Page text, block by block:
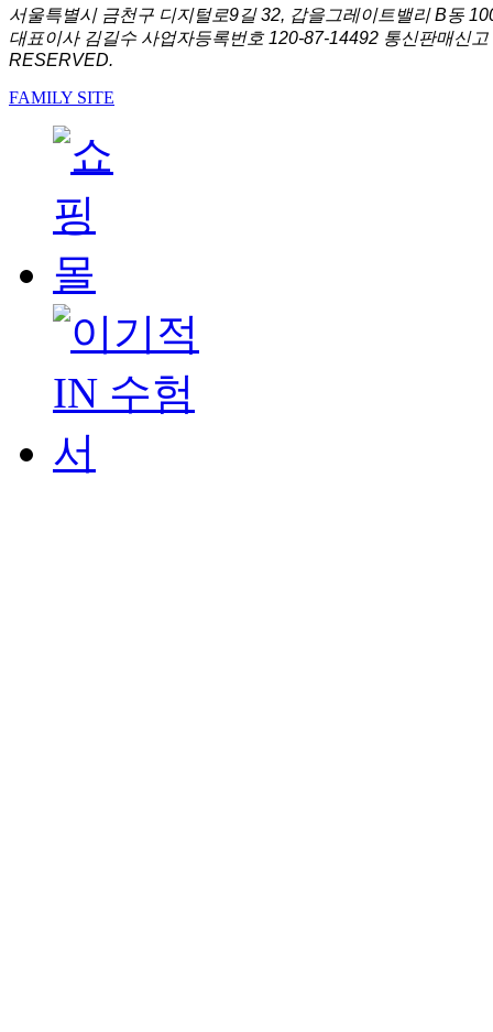
서울특별시 금천구 디지털로9길 32, 갑을그레이트밸리 B동
대표이사 김길수 사업자등록번호 120-87-14492 통신판매신
RESERVED.
FAMILY SITE